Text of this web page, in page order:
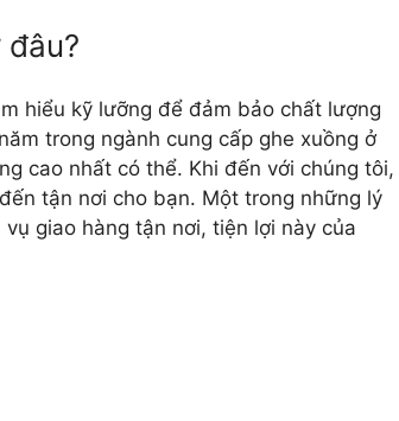
đâu?
hiểu kỹ lưỡng để đảm bảo chất lượng
trong ngành cung cấp ghe xuồng ở
cao nhất có thể. Khi đến với chúng tôi,
tận nơi cho bạn. Một trong những lý
giao hàng tận nơi, tiện lợi này của